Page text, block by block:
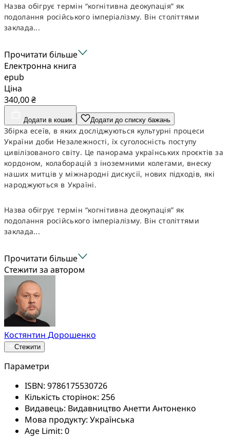
Назва обігрує термін “когнітивна деокупація” як
подолання російського імперіалізму. Він століттями
заклада...
Прочитати більше
Електронна книга
epub
Ціна
340,00 ₴
Додати в кошик Додати до списку бажань
Збірка есеїв, в яких досліджуються культурні процеси
України доби Незалежності, їх суголосність поступу
цивілізованого світу. Це панорама українських проєктів за
кордоном, колаборацій з іноземними колегами, внеску
наших митців у міжнародні дискусії, нових підходів, які
народжуються в Україні.
Назва обігрує термін “когнітивна деокупація” як
подолання російського імперіалізму. Він століттями
заклада...
Прочитати більше
Стежити за автором
Костянтин Дорошенко
Стежити
Параметри
ISBN: 9786175530726
Кількість сторінок: 256
Видавець: Видавництво Анетти Антоненко
Мова продукту: Українська
Age Limit: 0